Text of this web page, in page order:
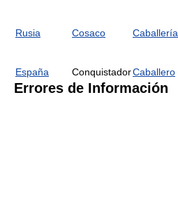
Rusia Cosaco Caballería
España
ConquistadorCaballero
Errores de Información